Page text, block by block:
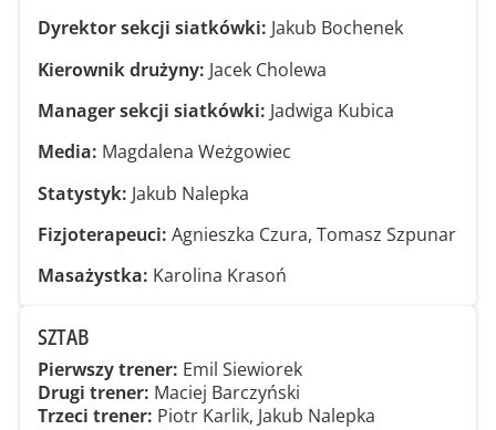
Dyrektor sekcji siatkówki: Jakub Bochenek
Kierownik drużyny: Jacek Cholewa
Manager sekcji siatkówki: Jadwiga Kubica
Media: Magdalena Weżgowiec
Statystyk: Jakub Nalepka
Fizjoterapeuci: Agnieszka Czura, Tomasz Szpunar
Masażystka: Karolina Krasoń
SZTAB
Pierwszy trener: Emil Siewiorek
Drugi trener: Maciej Barczyński
Trzeci trener: Piotr Karlik, Jakub Nalepka